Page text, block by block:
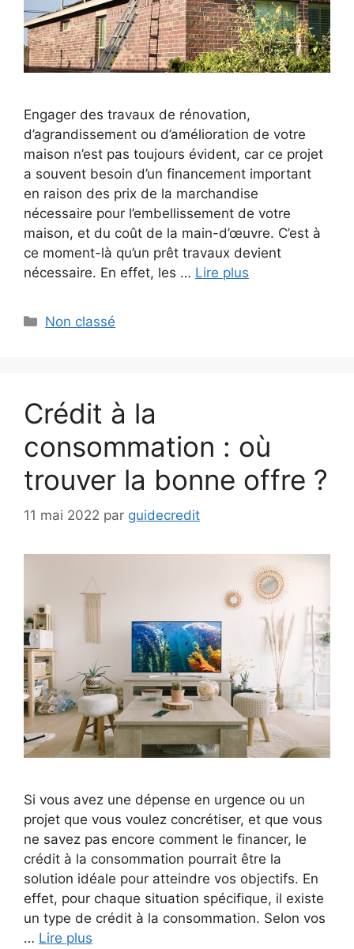
Engager des travaux de rénovation,
d’agrandissement ou d’amélioration de votre
maison n’est pas toujours évident, car ce projet
a souvent besoin d’un financement important
en raison des prix de la marchandise
nécessaire pour l’embellissement de votre
maison, et du coût de la main-d’œuvre. C’est à
ce moment-là qu’un prêt travaux devient
nécessaire. En effet, les … Lire plus
Catégories
Non classé
Crédit à la
consommation : où
trouver la bonne offre ?
11 mai 2022 par guidecredit
Si vous avez une dépense en urgence ou un
projet que vous voulez concrétiser, et que vous
ne savez pas encore comment le financer, le
crédit à la consommation pourrait être la
solution idéale pour atteindre vos objectifs. En
effet, pour chaque situation spécifique, il existe
un type de crédit à la consommation. Selon vos
… Lire plus